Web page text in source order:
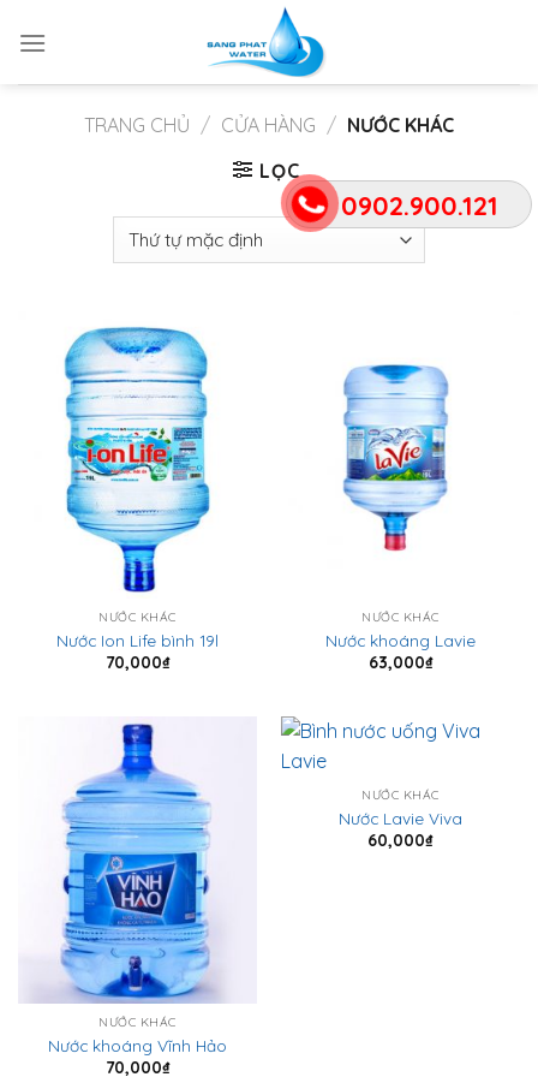
0902.900.121
TRANG CHỦ / CỬA HÀNG / NƯỚC KHÁC
LỌC
NƯỚC KHÁC
Nước Ion Life bình 19l
70,000₫
NƯỚC KHÁC
Nước khoáng Lavie
63,000₫
NƯỚC KHÁC
Nước khoáng Vĩnh Hảo
70,000₫
NƯỚC KHÁC
Nước Lavie Viva
60,000₫